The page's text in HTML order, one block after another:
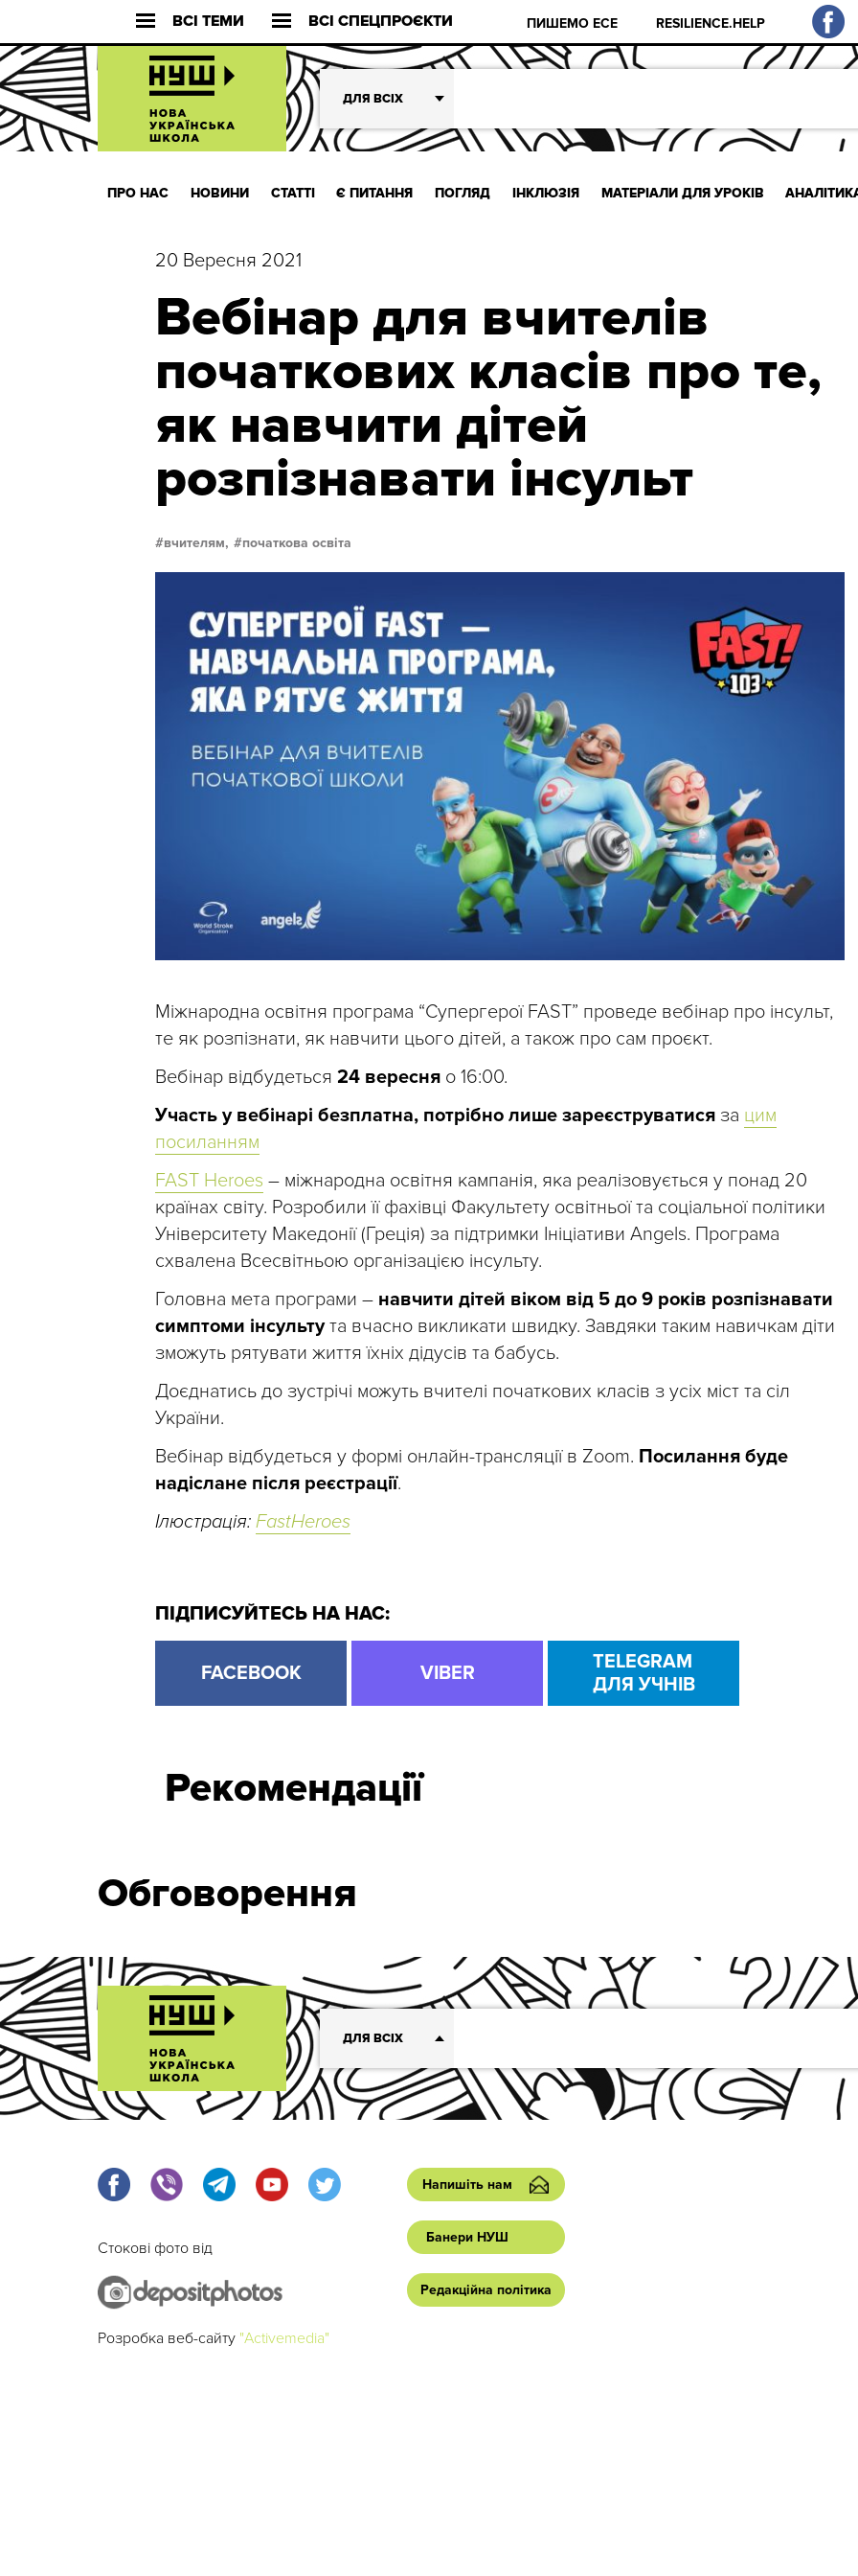
ВСІ ТЕМИ ВСІ СПЕЦПРОЄКТИ ПИШЕМО ЕСЕ RESILIENCE.HELP
ДЛЯ ВСІХ
ПРО НАС НОВИНИ СТАТТІ Є ПИТАННЯ ПОГЛЯД ІНКЛЮЗІЯ МАТЕРІАЛИ ДЛЯ УРОКІВ
20 Вересня 2021
Вебінар для вчителів
початкових класів про те,
як навчити дітей
розпізнавати інсульт
вчителям, початкова освіта
Міжнародна освітня програма “Супергерої FAST” проведе вебінар про інсульт,
те як розпізнати, як навчити цього дітей, а також про сам проєкт.
Вебінар відбудеться 24 вересня о 16:00.
Участь у вебінарі безплатна, потрібно лише зареєструватися за цим
посиланням
FAST Heroes – міжнародна освітня кампанія, яка реалізовується у понад 20
країнах світу. Розробили її фахівці Факультету освітньої та соціальної політики
Університету Македонії (Греція) за підтримки Ініціативи Angels. Програма
схвалена Всесвітньою організацією інсульту.
Головна мета програми – навчити дітей віком від 5 до 9 років розпізнавати
симптоми інсультута вчасно викликати швидку. Завдяки таким навичкам діти
зможуть рятувати життя їхніх дідусів та бабусь.
Доєднатись до зустрічі можуть вчителі початкових класів з усіх міст та сіл
України.
Вебінар відбудеться у формі онлайн-трансляції в Zoom. Посилання буде
надіслане після реєстрації.
Ілюстрація: FastHeroes
ПІДПИСУЙТЕСЬ НА НАС:
FACEBOOK VIBER
TELEGRAM
ДЛЯ УЧНІВ
Рекомендації
Обговорення
ДЛЯ ВСІХ
Стокові фото від
Розробка веб-сайту "Activemedia"
Напишіть нам
Банери НУШ
Редакційна політика